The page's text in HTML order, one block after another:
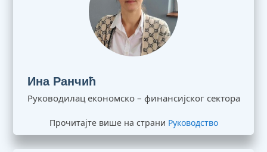
Ина Ранчић
Руководилац економско – финансијског сектора
Прочитајте више на страни Руководство